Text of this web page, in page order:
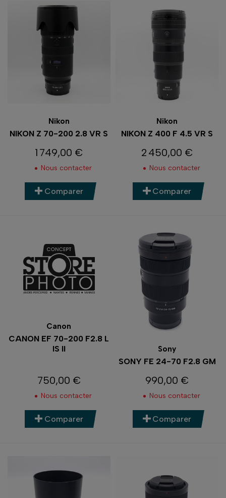
Nikon
NIKON Z 70-200 2.8 VR S
Prix
1 749,00 €
Nous contacter
Comparer
Nikon
NIKON Z 400 F 4.5 VR S
Prix
2 450,00 €
Nous contacter
Comparer
Canon
CANON EF 70-200 F2.8 L
IS II
Prix
750,00 €
Nous contacter
Comparer
Sony
SONY FE 24-70 F2.8 GM
Prix
990,00 €
Nous contacter
Comparer